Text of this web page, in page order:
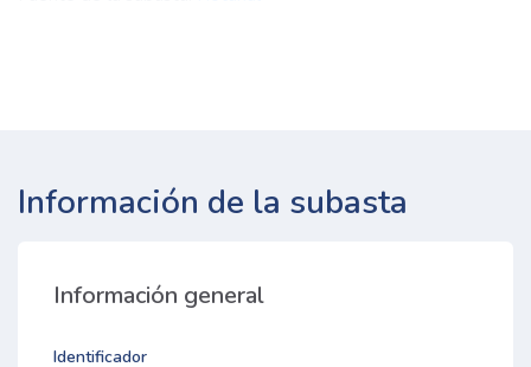
Información de la subasta
Información general
Identificador